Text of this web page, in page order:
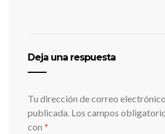
Deja una respuesta
Tu dirección de correo
publicada. Los campos
con *